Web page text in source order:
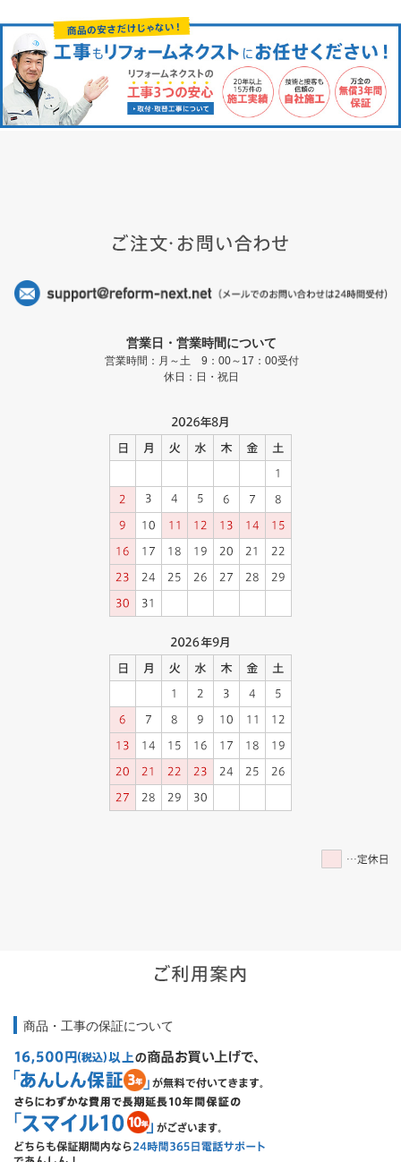
営業日・営業時間について
営業時間：月～土 9：00～17：00受付
休日：日・祝日
商品・工事の保証について